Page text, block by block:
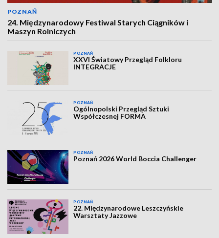
POZNAŃ
24. Międzynarodowy Festiwal Starych Ciągników i
Maszyn Rolniczych
POZNAŃ
XXVI Światowy Przegląd Folkloru
INTEGRACJE
POZNAŃ
Ogólnopolski Przegląd Sztuki
Współczesnej FORMA
POZNAŃ
Poznań 2026 World Boccia Challenger
POZNAŃ
22. Międzynarodowe Leszczyńskie
Warsztaty Jazzowe